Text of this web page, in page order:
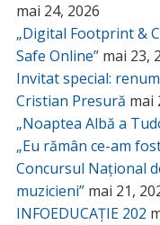
mai 24, 2026
„Digital Footprint &
Safe Online” mai 23,
Invitat special:
Cristian Presură mai
„Noaptea Albă a
„Eu rămân ce-am
Concursul Național
muzicieni” mai 21,
INFOEDUCAȚIE 202